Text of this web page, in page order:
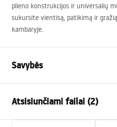
plieno konstrukcijos ir universalių
sukursite vientisą, patikimą ir
kambaryje.
Savybės
Medžiaga
Montavimo būdas
Atsisiunčiami failai (2)